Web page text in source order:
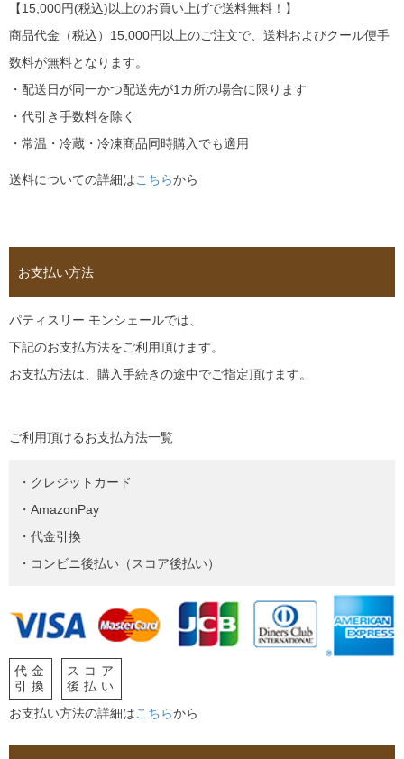
【15,000円(税込)以上のお買い上げで送料無料！】
商品代金（税込）15,000円以上のご注文で、送料およびクール便手
数料が無料となります。
・配送日が同一かつ配送先が1カ所の場合に限ります
・代引き手数料を除く
・常温・冷蔵・冷凍商品同時購入でも適用
送料についての詳細はこちらから
お支払い方法
パティスリー モンシェールでは、
下記のお支払方法をご利用頂けます。
お支払方法は、購入手続きの途中でご指定頂けます。
ご利用頂けるお支払方法一覧
・クレジットカード
・AmazonPay
・代金引換
・コンビニ後払い（スコア後払い）
代金
引換
スコア
後払い
お支払い方法の詳細はこちらから